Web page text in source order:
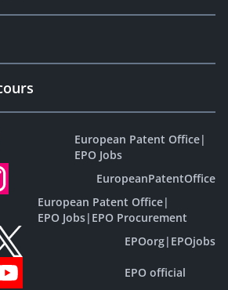
European Patent Office|
EPO Jobs
EuropeanPatentOffice
European Patent Office|
EPO Jobs| EPO Procurement
EPOorg| EPOjobs
EPO official